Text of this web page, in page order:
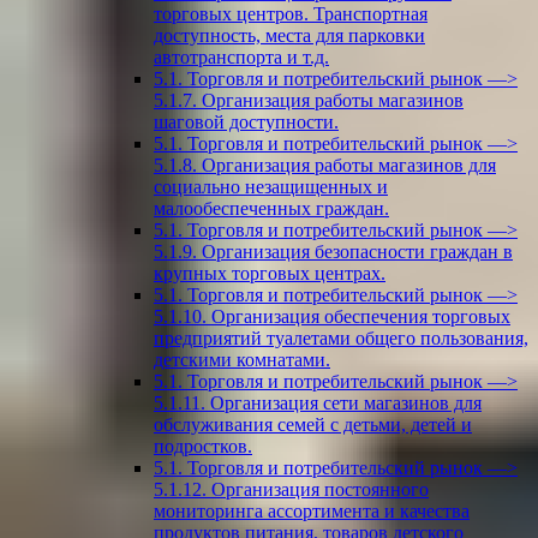
торговых центров. Транспортная
доступность, места для парковки
автотранспорта и т.д.
5.1. Торговля и потребительский рынок —>
5.1.7. Организация работы магазинов
шаговой доступности.
5.1. Торговля и потребительский рынок —>
5.1.8. Организация работы магазинов для
социально незащищенных и
малообеспеченных граждан.
5.1. Торговля и потребительский рынок —>
5.1.9. Организация безопасности граждан в
крупных торговых центрах.
5.1. Торговля и потребительский рынок —>
5.1.10. Организация обеспечения торговых
предприятий туалетами общего пользования,
детскими комнатами.
5.1. Торговля и потребительский рынок —>
5.1.11. Организация сети магазинов для
обслуживания семей с детьми, детей и
подростков.
5.1. Торговля и потребительский рынок —>
5.1.12. Организация постоянного
мониторинга ассортимента и качества
продуктов питания, товаров детского